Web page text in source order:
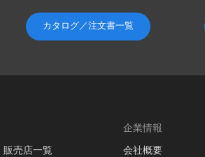
カタログ／注文書一覧
販売店一覧
企業情報
会社概要